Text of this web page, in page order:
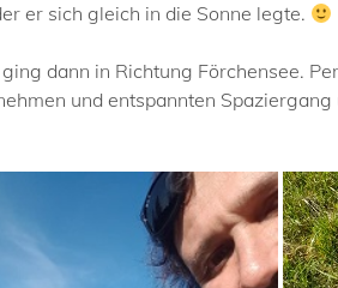
er sich gleich in die Sonne legte.
dann in Richtung Förchensee.
und entspannten